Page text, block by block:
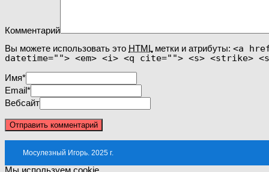
Комментарий
Вы можете использовать это HTMLметки и атрибуты: <a
datetime=""> <em> <i> <q cite=""> <s> <strike>
Имя*
Email*
Вебсайт
Мосулезный Игорь. 2025 г.
Мы используем cookie.